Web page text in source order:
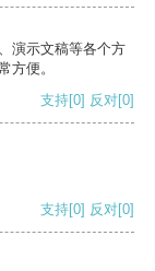
演示文稿等各个方
方便。
支持[0] 反对[0]
支持[0] 反对[0]